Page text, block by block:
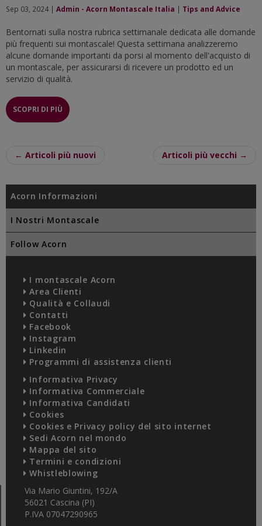
Sep 03, 2024 | Admin - Acorn Montascale Italia | Tips and Advice
Bentornati sulla nostra rubrica settimanale dedicata alle domande
più frequenti sui montascale! Questa settimana analizzeremo
alcune domande importanti da porsi al momento dell'acquisto di
un montascale, per assicurarsi di ricevere un prodotto ed un
servizio di qualità.
SCOPRI DI PIÙ
← Articoli più nuovi Articoli più vecchi →
Acorn Informazioni
I Nostri Montascale
Follow Acorn
I montascale Acorn
Area Clienti
Qualità e Collaudi
Contatti
Facebook
Instagram
Linkedin
Programmi di assistenza clienti
Informativa Privacy
Informativa Commerciale
Informativa Candidati
Cookies
Cookies e Privacy policy del sito internet
Sedi Acorn nel mondo
Mappa del sito
Termini e condizioni
Whistleblowing
Via Mario Giuntini, 192/A
56021 Cascina (PI)
P.IVA 07047290965